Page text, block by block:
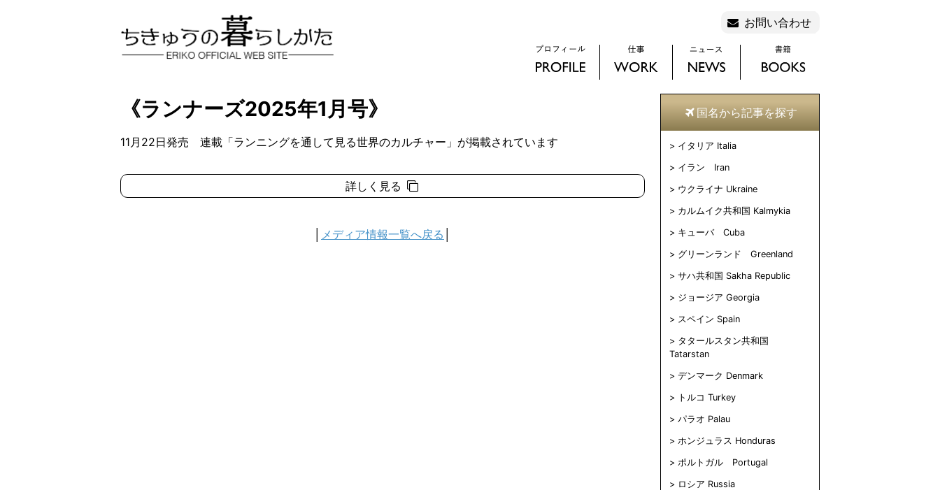
お問い合わせ
《ランナーズ2025年1月号》
11月22日発売 連載「ランニングを通して見る世界のカルチャー」が掲載されています
詳しく見る
メディア情報一覧へ戻る
国名から記事を探す
イタリア Italia
イラン Iran
ウクライナ Ukraine
カルムイク共和国 Kalmykia
キューバ Cuba
グリーンランド Greenland
サハ共和国 Sakha Republic
ジョージア Georgia
スペイン Spain
タタールスタン共和国
Tatarstan
デンマーク Denmark
トルコ Turkey
パラオ Palau
ホンジュラス Honduras
ポルトガル Portugal
ロシア Russia